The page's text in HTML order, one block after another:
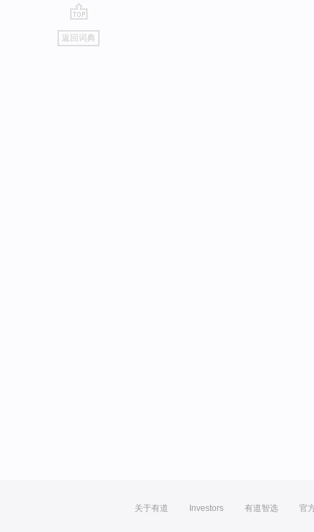
go
top
返回词典
关于有道 Investors 有道智选 官